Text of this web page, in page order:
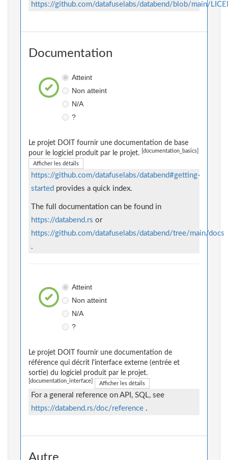
https://github.com/datafuselabs/databend/blob/main/
Documentation
Atteint
Non atteint
N/A
?
Le projet DOIT fournir une documentation de base
pour le logiciel produit par le projet.
[documentation_basics]
Afficher les détails
https://github.com/datafuselabs/databend#getting-
started provides a quick index.
The full documentation can be found in
https://databend.rs or
https://github.com/datafuselabs/databend/tree/main/docs
.
Atteint
Non atteint
N/A
?
Le projet DOIT fournir une documentation de
référence qui décrit l'interface externe (entrée et
sortie) du logiciel produit par le projet.
[documentation_interface] Afficher les détails
For a general reference on API, SQL, see
https://databend.rs/doc/reference .